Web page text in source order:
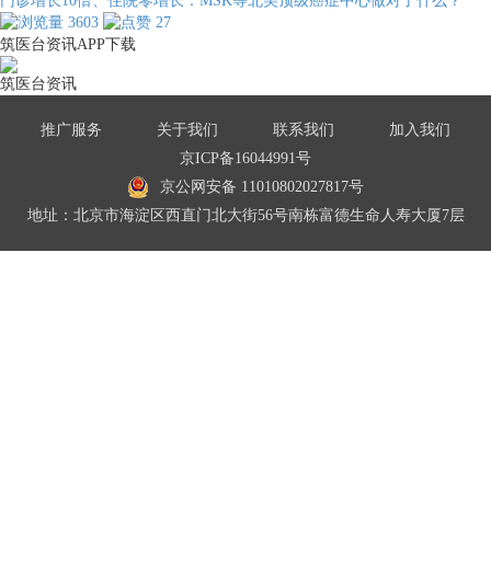
3603
27
筑医台资讯APP下载
筑医台资讯
推广服务 关于我们 联系我们
加入我们
京ICP备16044991号
京公网安备 11010802027817号
地址：北京市海淀区西直门北大街56号南栋富德生命人寿大厦7层